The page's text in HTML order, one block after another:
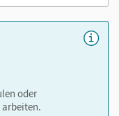
oder
arbeiten.